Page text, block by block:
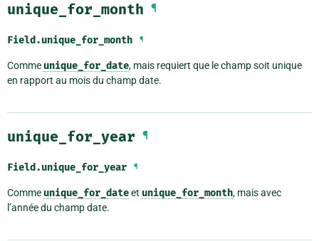
unique_for_month ¶
Field.unique_for_month ¶
Comme unique_for_date, mais requiert que le champ soit unique
en rapport au mois du champ date.
unique_for_year ¶
Field.unique_for_year ¶
Comme unique_for_dateet unique_for_month, mais avec
l’année du champ date.